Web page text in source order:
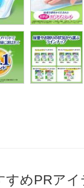
すめPRアイ